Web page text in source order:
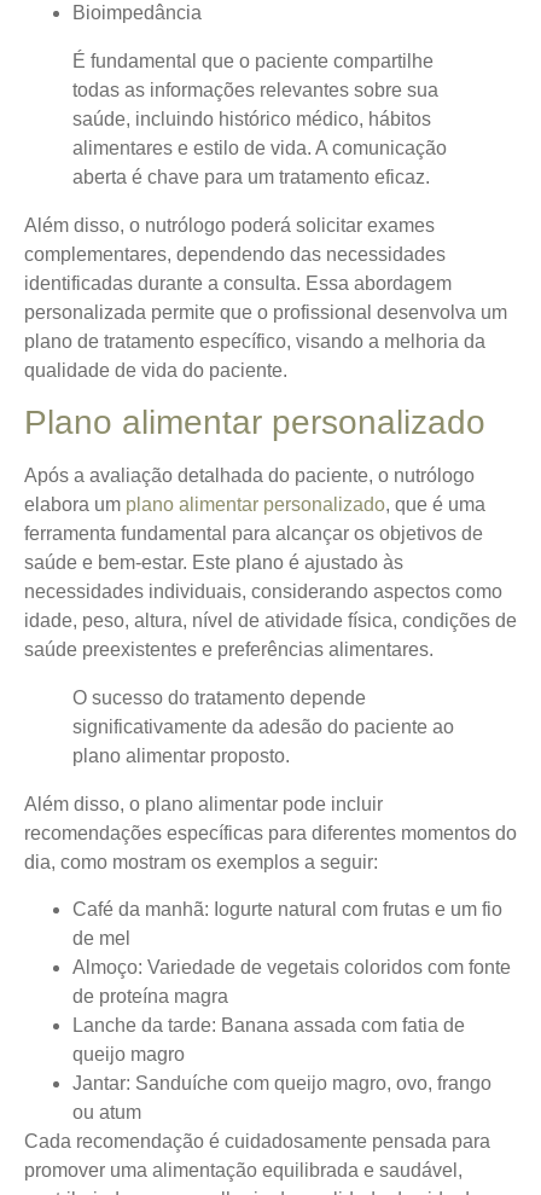
Bioimpedância
É fundamental que o paciente compartilhe
todas as informações relevantes sobre sua
saúde, incluindo histórico médico, hábitos
alimentares e estilo de vida. A comunicação
aberta é chave para um tratamento eficaz.
Além disso, o nutrólogo poderá solicitar exames
complementares, dependendo das necessidades
identificadas durante a consulta. Essa abordagem
personalizada permite que o profissional desenvolva um
plano de tratamento específico, visando a melhoria da
qualidade de vida do paciente.
Plano alimentar personalizado
Após a avaliação detalhada do paciente, o nutrólogo
elabora um plano alimentar personalizado, que é uma
ferramenta fundamental para alcançar os objetivos de
saúde e bem-estar. Este plano é ajustado às
necessidades individuais, considerando aspectos como
idade, peso, altura, nível de atividade física, condições de
saúde preexistentes e preferências alimentares.
O sucesso do tratamento depende
significativamente da adesão do paciente ao
plano alimentar proposto.
Além disso, o plano alimentar pode incluir
recomendações específicas para diferentes momentos do
dia, como mostram os exemplos a seguir:
Café da manhã: Iogurte natural com frutas e um fio
de mel
Almoço: Variedade de vegetais coloridos com fonte
de proteína magra
Lanche da tarde: Banana assada com fatia de
queijo magro
Jantar: Sanduíche com queijo magro, ovo, frango
ou atum
Cada recomendação é cuidadosamente pensada para
promover uma alimentação equilibrada e saudável,